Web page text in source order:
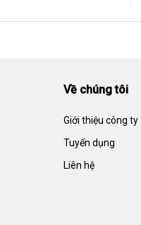
Về chúng tôi
Giới thiệu công ty
Tuyển dụng
Liên hệ